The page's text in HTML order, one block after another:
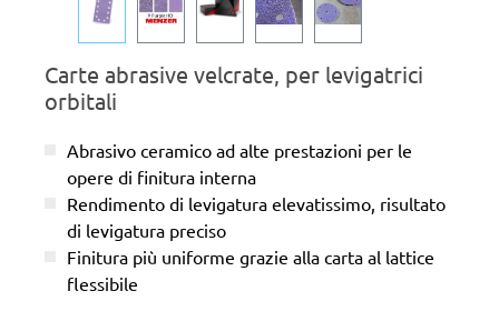
Carte abrasive velcrate, per levigatrici
orbitali
Abrasivo ceramico ad alte prestazioni per le
opere di finitura interna
Rendimento di levigatura elevatissimo, risultato
di levigatura preciso
Finitura più uniforme grazie alla carta al lattice
flessibile